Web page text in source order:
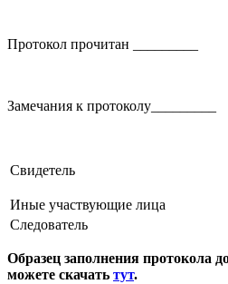
Протокол прочитан _________
Замечания к протоколу_________
Свидетель
Иные участвующие лица
Следователь
Образец заполнения протокола
можете скачать тут.